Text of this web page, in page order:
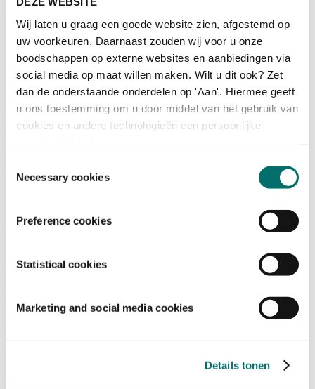
Wij laten u graag een goede website zien, afgestemd op
uw voorkeuren. Daarnaast zouden wij voor u onze
boodschappen op externe websites en aanbiedingen via
social media op maat willen maken. Wilt u dit ook? Zet
dan de onderstaande onderdelen op 'Aan'. Hiermee geeft
u ons toestemming om u door middel van het gebruik van
cookies en andere technologieën een persoonlijke
Necessary cookies
Preference cookies
Statistical cookies
Marketing and social media cookies
Details tonen
Bezoeken
Thema's Horecava
Alle Thema's
Programma
Terugblik
Activiteiten
Exposantenlijst
Programma
Tickets
Veelgestelde Vragen
TICKETS HORECAVA
Over Horecava